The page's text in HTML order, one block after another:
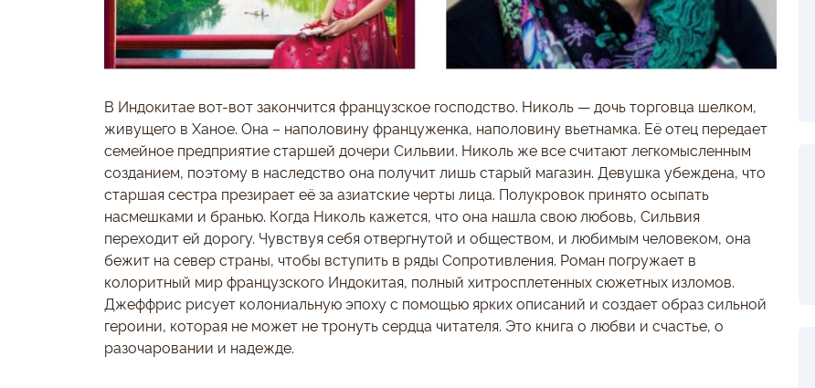
В Индокитае вот-вот закончится французское господство. Николь — дочь торговца шелком,
живущего в Ханое. Она – наполовину француженка, наполовину вьетнамка. Её отец передает
семейное предприятие старшей дочери Сильвии. Николь же все считают легкомысленным
созданием, поэтому в наследство она получит лишь старый магазин. Девушка убеждена, что
старшая сестра презирает её за азиатские черты лица. Полукровок принято осыпать
насмешками и бранью. Когда Николь кажется, что она нашла свою любовь, Сильвия
переходит ей дорогу. Чувствуя себя отвергнутой и обществом, и любимым человеком, она
бежит на север страны, чтобы вступить в ряды Сопротивления. Роман погружает в
колоритный мир французского Индокитая, полный хитросплетенных сюжетных изломов.
Джеффрис рисует колониальную эпоху с помощью ярких описаний и создает образ сильной
героини, которая не может не тронуть сердца читателя. Это книга о любви и счастье, о
разочаровании и надежде.